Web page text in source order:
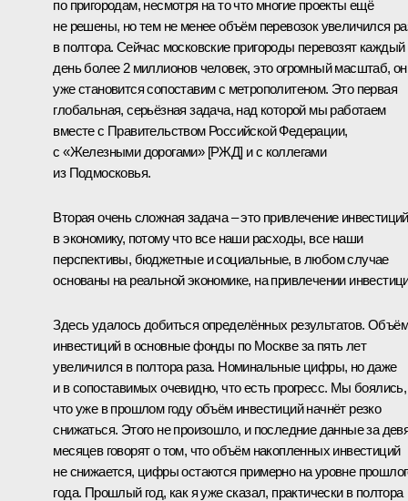
по пригородам, несмотря на то что многие проекты ещё
не решены, но тем не менее объём перевозок увеличился
в полтора. Сейчас московские пригороды перевозят каждый
день более 2 миллионов человек, это огромный масштаб, он
уже становится сопоставим с метрополитеном. Это первая
глобальная, серьёзная задача, над которой мы работаем
вместе с Правительством Российской Федерации,
с «Железными дорогами» [РЖД] и с коллегами
из Подмосковья.
Вторая очень сложная задача – это привлечение инвестиций
в экономику, потому что все наши расходы, все наши
перспективы, бюджетные и социальные, в любом случае
основаны на реальной экономике, на привлечении
Здесь удалось добиться определённых результатов. Объём
инвестиций в основные фонды по Москве за пять лет
увеличился в полтора раза. Номинальные цифры, но даже
и в сопоставимых очевидно, что есть прогресс. Мы боялись,
что уже в прошлом году объём инвестиций начнёт резко
снижаться. Этого не произошло, и последние данные за
месяцев говорят о том, что объём накопленных инвестиций
не снижается, цифры остаются примерно на уровне
года. Прошлый год, как я уже сказал, практически в полтора